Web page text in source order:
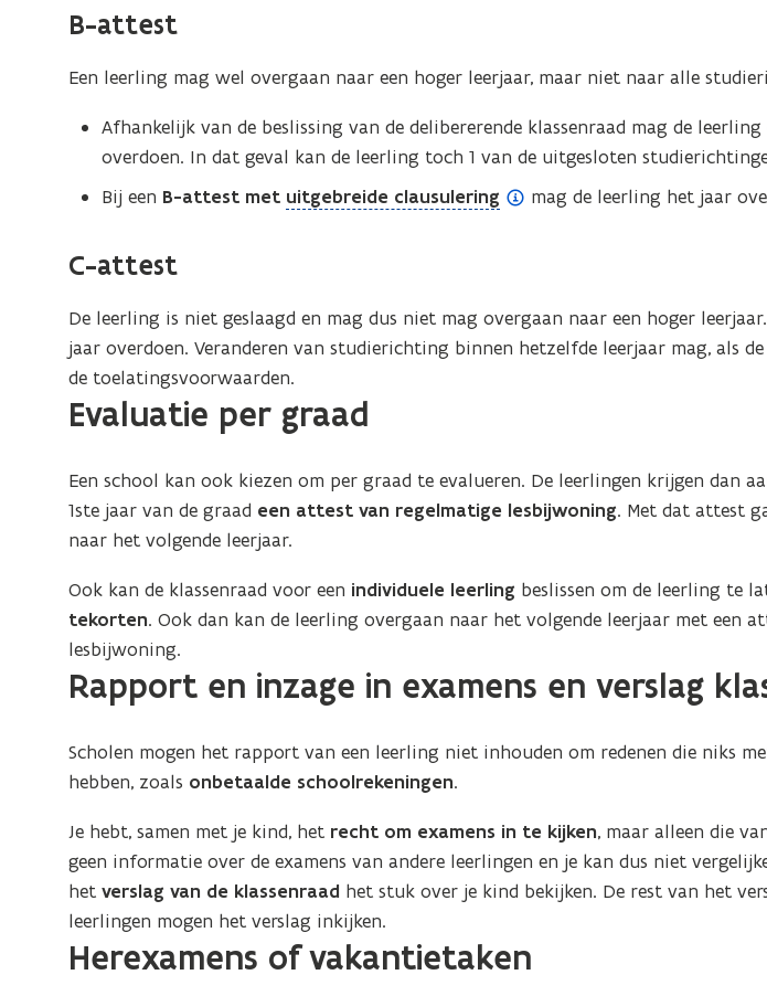
B-attest
Een leerling mag wel overgaan naar een hoger leerjaar, maar niet naar alle
Afhankelijk van de beslissing van de delibererende klassenraad mag de
overdoen. In dat geval kan de leerling toch 1 van de uitgesloten
Bij een B-attest met uitgebreide clausulering
(
n
d
e
f
i
i
t
i
e
)
mag de leerling het jaar
C-attest
De leerling is niet geslaagd en mag dus niet mag overgaan naar een hoger
jaar overdoen. Veranderen van studierichting binnen hetzelfde leerjaar mag, als
de toelatingsvoorwaarden.
Evaluatie per graad
Een school kan ook kiezen om per graad te evalueren. De leerlingen krijgen dan
1ste jaar van de graad een attest van regelmatige lesbijwoning. Met dat attest
naar het volgende leerjaar.
Ook kan de klassenraad voor een individuele leerling beslissen om de leerling te
tekorten. Ook dan kan de leerling overgaan naar het volgende leerjaar met een
lesbijwoning.
Rapport en inzage in examens en verslag
Scholen mogen het rapport van een leerling niet inhouden om redenen die niks
hebben, zoals onbetaalde schoolrekeningen.
Je hebt, samen met je kind, het recht om examens in te kijken, maar alleen die
geen informatie over de examens van andere leerlingen en je kan dus niet
hetverslag van de klassenraad het stuk over je kind bekijken. De rest van het
leerlingen mogen het verslag inkijken.
Herexamens of vakantietaken